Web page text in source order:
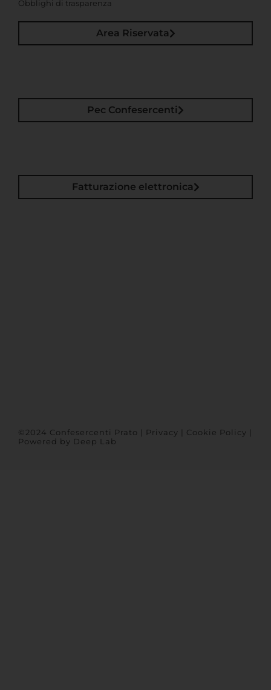
Obblighi di trasparenza
Area Riservata
Pec Confesercenti
Fatturazione elettronica
©2024 Confesercenti Prato | Privacy Cookie Policy
Powered by Deep Lab